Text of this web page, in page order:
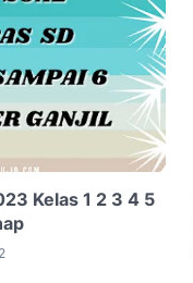
Kelas 1 2 3 4 5